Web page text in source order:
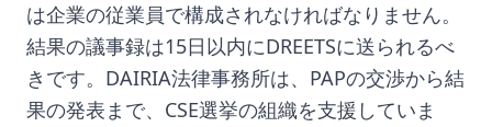
は企業の従業員で構成されなければなりません。
結果の議事録は15日以内にDREETSに送られるべ
きです。DAIRIA法律事務所は、PAPの交渉から結
果の発表まで、CSE選挙の組織を支援していま